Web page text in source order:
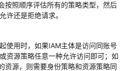
按照顺序评估所有的策略类型，然后
许还是拒绝请求。
使用时，如果IAM主体是访问同账号
资源策略任意一种允许访问即可；如
资源，则需要身份策略和资源策略同